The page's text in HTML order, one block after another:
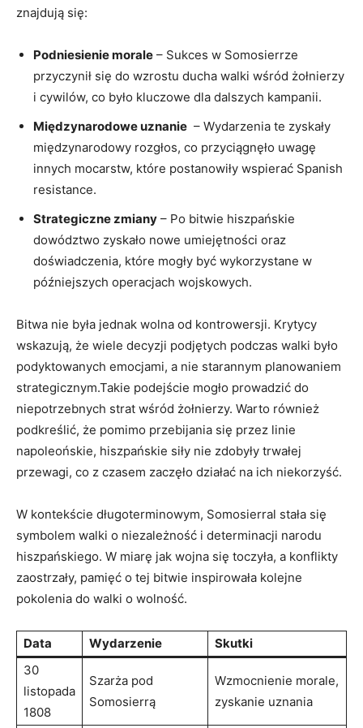
znajdują się:
Podniesienie morale – Sukces w Somosierrze
przyczynił⁢ się ⁤do wzrostu ducha walki⁣ wśród żołnierzy
i cywilów, co było kluczowe ​dla dalszych kampanii.
Międzynarodowe uznanie ⁢ – Wydarzenia te zyskały
międzynarodowy rozgłos, co przyciągnęło⁤ uwagę
innych ​mocarstw, ‍które ⁢postanowiły wspierać Spanish⁣
resistance.
Strategiczne zmiany – Po bitwie hiszpańskie
dowództwo zyskało nowe⁣ umiejętności oraz
doświadczenia, które mogły być wykorzystane w
późniejszych operacjach wojskowych.
Bitwa nie była jednak wolna od kontrowersji. Krytycy
wskazują, że⁣ wiele decyzji podjętych podczas walki ‌było
podyktowanych emocjami, a nie starannym planowaniem
strategicznym.Takie ⁤podejście mogło prowadzić do
⁢niepotrzebnych‌ strat⁤ wśród żołnierzy. Warto również
podkreślić, że pomimo przebijania się przez linie
napoleońskie, hiszpańskie siły‍ nie zdobyły trwałej
przewagi, ⁣co z czasem‌ zaczęło działać ⁣na ich ⁢niekorzyść.
W kontekście długoterminowym, Somosierral stała‌ się
symbolem walki o niezależność i determinacji narodu
hiszpańskiego. W miarę jak wojna ​się⁤ toczyła, a konflikty
zaostrzały, pamięć o ⁣tej bitwie inspirowała kolejne
pokolenia do⁤ walki o wolność.
Data Wydarzenie
Skutki
30
listopada
1808
Szarża pod
Somosierrą
Wzmocnienie morale,
zyskanie ‌uznania